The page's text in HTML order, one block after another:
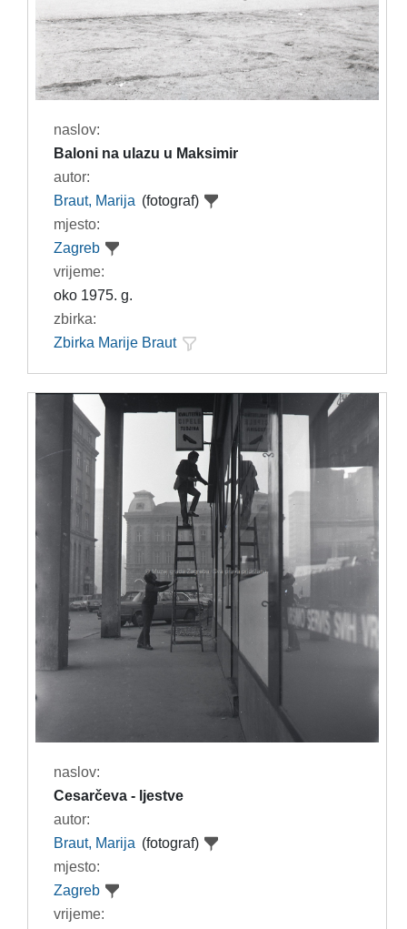
naslov:
Baloni na ulazu u Maksimir
autor:
Braut, Marija (fotograf)
mjesto:
Zagreb
vrijeme:
oko 1975. g.
zbirka:
Zbirka Marije Braut
naslov:
Cesarčeva - ljestve
autor:
Braut, Marija (fotograf)
mjesto:
Zagreb
vrijeme: